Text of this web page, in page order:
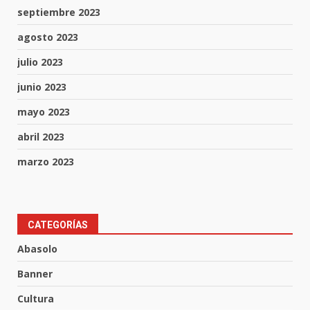
septiembre 2023
agosto 2023
julio 2023
junio 2023
mayo 2023
abril 2023
marzo 2023
CATEGORÍAS
Abasolo
Banner
Cultura
3
motociclista en Yuriria